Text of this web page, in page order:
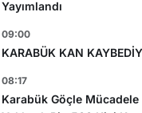
Yayımlandı
09:00
KARABÜK KAN
08:17
Karabük Göçle Mücadele